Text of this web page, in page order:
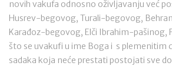
novih vakufa odnosno oživljavanju već
Husrev-begovog, Turali-begovog,
Karađoz-begovog, Elči Ibrahim-pašinog,
što se uvakufi u ime Boga i s plemenitim
sadaka koja neće prestati postojati sve